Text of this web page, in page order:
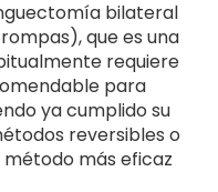
bilateral
que es una
requiere
para
ya cumplido su
reversibles o
método más eficaz